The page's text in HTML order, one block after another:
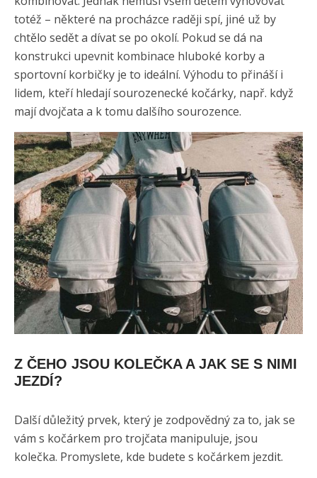
totéž – některé na procházce raději spí, jiné už by
chtělo sedět a dívat se po okolí. Pokud se dá na
konstrukci upevnit kombinace hluboké korby a
sportovní korbičky je to ideální. Výhodu to přináší i
lidem, kteří hledají sourozenecké kočárky, např. když
mají dvojčata a k tomu dalšího sourozence.
Z ČEHO JSOU KOLEČKA A JAK SE S NIMI
JEZDÍ?
Další důležitý prvek, který je zodpovědný za to, jak se
vám s kočárkem pro trojčata manipuluje, jsou
kolečka. Promyslete, kde budete s kočárkem jezdit.